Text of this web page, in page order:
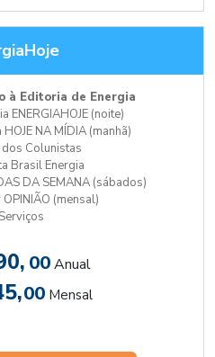
à Editoria de Energia
ENERGIAHOJE (noite)
NA MÍDIA (manhã)
Colunistas
Brasil Energia
DA SEMANA (sábados)
(mensal)
Serviços
00 Anual
00 Mensal